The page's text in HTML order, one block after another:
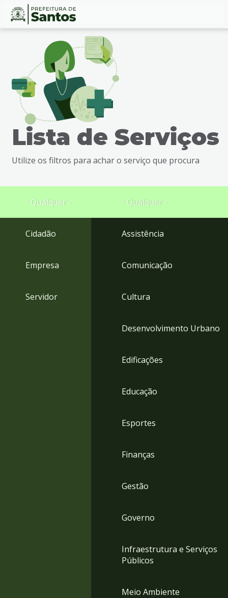
Ir
busca
Ir
rodapé
Conteúdo
Lista de Serviços
Utilize os filtros para achar o serviço que procura
- Qualquer -
Cidadão
Empresa
Servidor
- Qualquer -
Assistência
Comunicação
Cultura
Desenvolvimento Urbano
Edificações
Educação
Esportes
Finanças
Gestão
Governo
Infraestrutura e Serviços
Públicos
Meio Ambiente